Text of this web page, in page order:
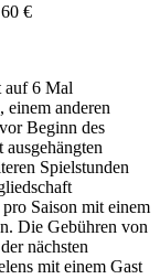
60 €
auf 6 Mal
anderen
Beginn des
Spielstunden
Saison mit einem
Die Gebühren von
nächsten
mit einem Gast